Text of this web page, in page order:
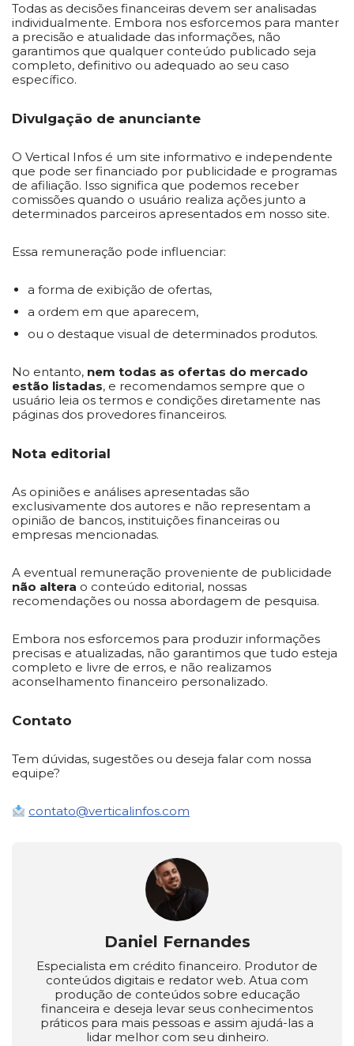
Todas as decisões financeiras devem ser analisadas
individualmente. Embora nos esforcemos para manter
a precisão e atualidade das informações, não
garantimos que qualquer conteúdo publicado seja
completo, definitivo ou adequado ao seu caso
específico.
Divulgação de anunciante
O Vertical Infos é um site informativo e independente
que pode ser financiado por publicidade e programas
de afiliação. Isso significa que podemos receber
comissões quando o usuário realiza ações junto a
determinados parceiros apresentados em nosso site.
Essa remuneração pode influenciar:
a forma de exibição de ofertas,
a ordem em que aparecem,
ou o destaque visual de determinados produtos.
No entanto, nem todas as ofertas do mercado
estão listadas, e recomendamos sempre que o
usuário leia os termos e condições diretamente nas
páginas dos provedores financeiros.
Nota editorial
As opiniões e análises apresentadas são
exclusivamente dos autores e não representam a
opinião de bancos, instituições financeiras ou
empresas mencionadas.
A eventual remuneração proveniente de publicidade
não altera o conteúdo editorial, nossas
recomendações ou nossa abordagem de pesquisa.
Embora nos esforcemos para produzir informações
precisas e atualizadas, não garantimos que tudo esteja
completo e livre de erros, e não realizamos
aconselhamento financeiro personalizado.
Contato
Tem dúvidas, sugestões ou deseja falar com nossa
equipe?
contato@verticalinfos.com
Daniel Fernandes
Especialista em crédito financeiro. Produtor de
conteúdos digitais e redator web. Atua com
produção de conteúdos sobre educação
financeira e deseja levar seus conhecimentos
práticos para mais pessoas e assim ajudá-las a
lidar melhor com seu dinheiro.